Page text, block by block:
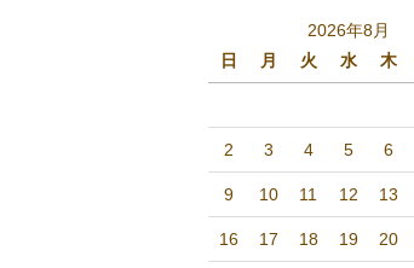
2026年8月
日
月 火 水 木
2 3 4 5 6
9 10 11 12 13
16 17 18 19 20